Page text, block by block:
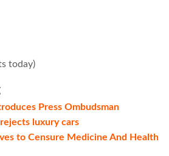
today)
Press Ombudsman
luxury cars
to Censure Medicine And Health